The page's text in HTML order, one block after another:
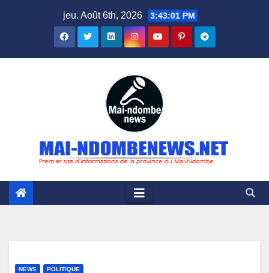
jeu. Août 6th, 2026 3:43:02 PM
NEWS POLITIQUE